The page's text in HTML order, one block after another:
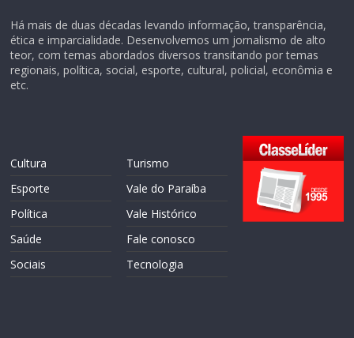
Há mais de duas décadas levando informação, transparência,
ética e imparcialidade. Desenvolvemos um jornalismo de alto
teor, com temas abordados diversos transitando por temas
regionais, política, social, esporte, cultural, policial, econômia e
etc.
Cultura
Esporte
Política
Saúde
Sociais
Turismo
Vale do Paraíba
Vale Histórico
Fale conosco
Tecnologia